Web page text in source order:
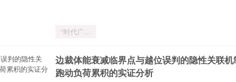
“时代广场
『唤醒』世
界杯永恒瞬
边裁体能衰减临界点与越位误判的隐性关联
跑动负荷累积的实证分析